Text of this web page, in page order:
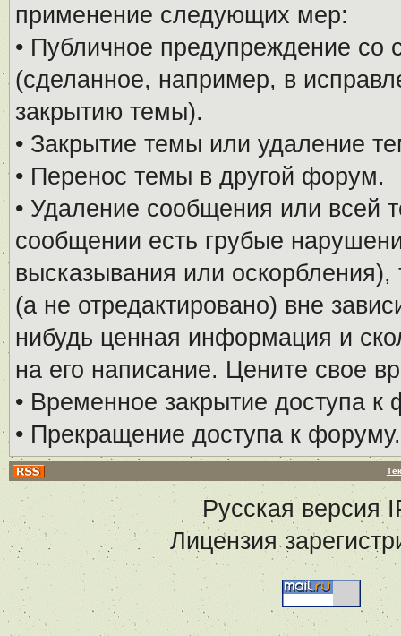
применение следующих мер:
• Публичное предупреждение
(сделанное, например, в
закрытию темы).
• Закрытие темы или удаление
• Перенос темы в другой форум.
• Удаление сообщения или всей
сообщении есть грубые
высказывания или
(а не отредактировано) вне
нибудь ценная информация и
на его написание. Цените свое
• Временное закрытие доступа к
• Прекращение доступа к форуму.
Русская версия
Лицензия